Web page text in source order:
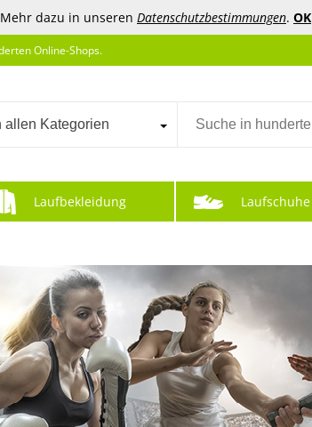
dazu in unseren Datenschutzbestimmungen. OK
Online-Shops.
allen Kategorien
Laufbekleidung Laufschuhe